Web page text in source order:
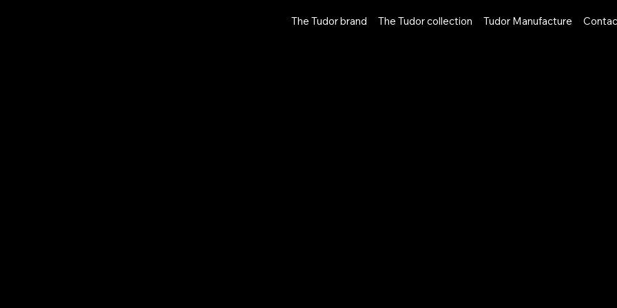
The Tudor brand The Tudor collection Tudor Manufacture